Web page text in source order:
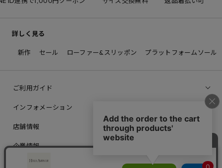
詳しく見る
新作 セール ローファー&スリッポン プラットフォームソール
ご利用ガイド
インフォメーション
店舗情報
企業情報